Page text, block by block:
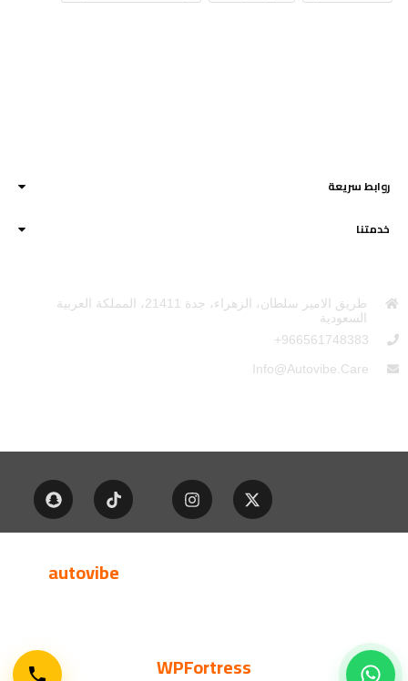
روابط سريعة
خدمتنا
طريق الامير سلطان، الزهراء، جدة 21411، المملكة العربية
السعودية
966561748383+
Info@autovibe.care
autovibe
WPFortress